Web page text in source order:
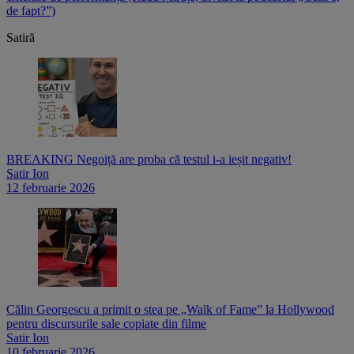
de fapt?”)
Satiră
BREAKING Negoiță are proba că testul i-a ieșit negativ!
Satir Ion
12 februarie 2026
Călin Georgescu a primit o stea pe „Walk of Fame” la Hollywood
pentru discursurile sale copiate din filme
Satir Ion